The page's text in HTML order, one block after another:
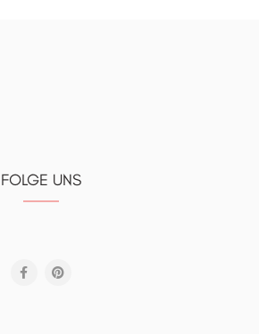
FOLGE UNS